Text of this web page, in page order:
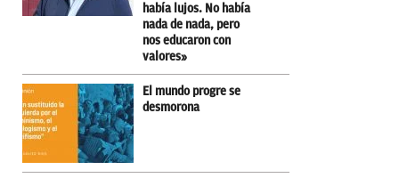
había lujos. No había
nada de nada, pero
nos educaron con
valores»
El mundo progre se
desmorona